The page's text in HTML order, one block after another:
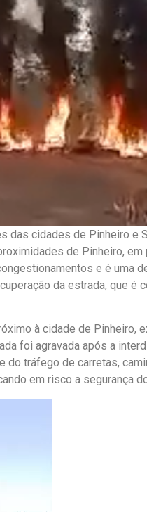
das cidades de Pinheiro e
de Pinheiro,
e é uma
da estrada, que é
à cidade de Pinheiro,
foi agravada após a
do tráfego de carretas,
em risco a segurança